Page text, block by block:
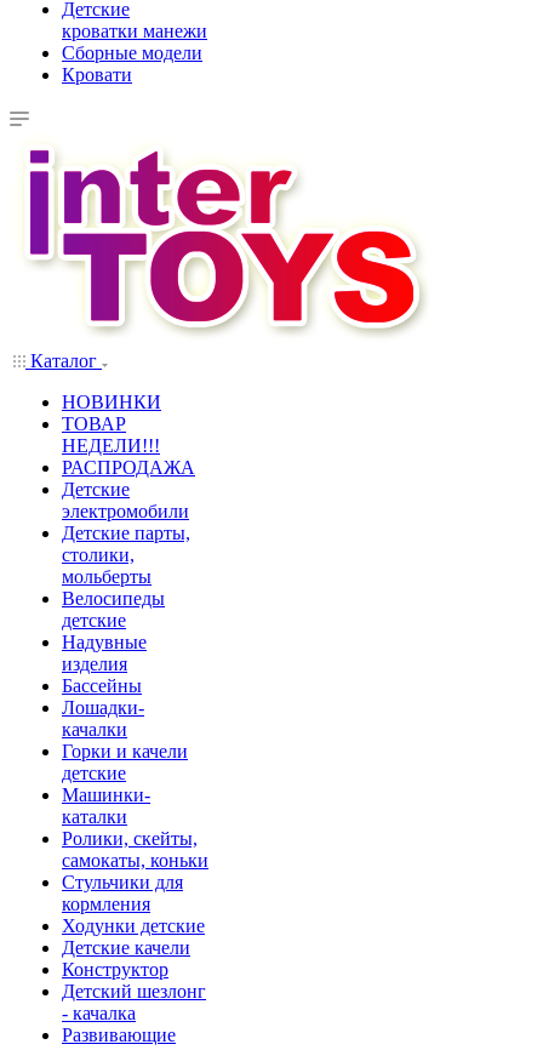
Детские
кроватки манежи
Сборные модели
Кровати
Каталог
НОВИНКИ
ТОВАР
НЕДЕЛИ!!!
РАСПРОДАЖА
Детские
электромобили
Детские парты,
столики,
мольберты
Велосипеды
детские
Надувные
изделия
Бассейны
Лошадки-
качалки
Горки и качели
детские
Машинки-
каталки
Ролики, скейты,
самокаты, коньки
Стульчики для
кормления
Ходунки детские
Детские качели
Конструктор
Детский шезлонг
- качалка
Развивающие